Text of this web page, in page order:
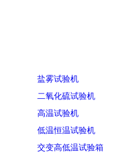
盐雾试验机
二氧化硫试验机
高温试验机
低温恒温试验机
交变高低温试验箱